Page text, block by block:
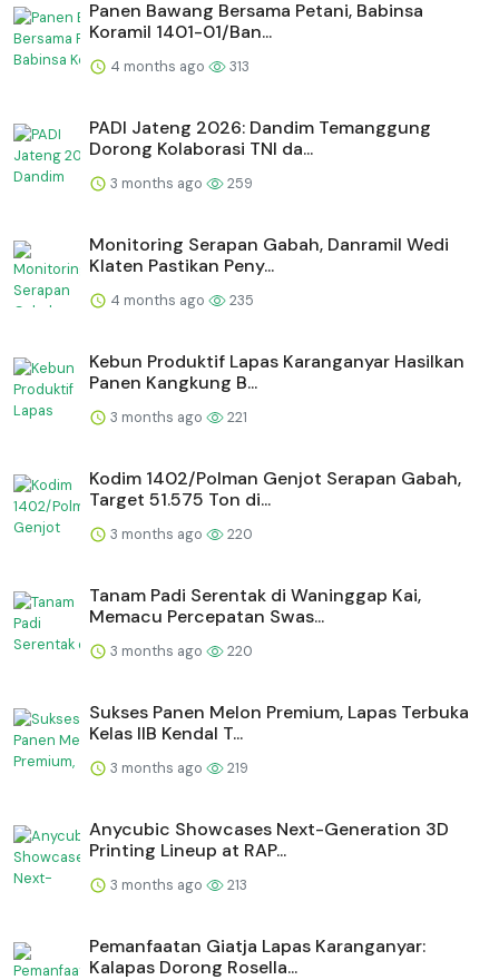
Panen Bawang Bersama Petani, Babinsa
Koramil 1401-01/Ban...
4 months ago 313
PADI Jateng 2026: Dandim Temanggung
Dorong Kolaborasi TNI da...
3 months ago 259
Monitoring Serapan Gabah, Danramil Wedi
Klaten Pastikan Peny...
4 months ago 235
⁠Kebun Produktif Lapas Karanganyar Hasilkan
Panen Kangkung B...
3 months ago 221
Kodim 1402/Polman Genjot Serapan Gabah,
Target 51.575 Ton di...
3 months ago 220
Tanam Padi Serentak di Waninggap Kai,
Memacu Percepatan Swas...
3 months ago 220
Sukses Panen Melon Premium, Lapas Terbuka
Kelas IIB Kendal T...
3 months ago 219
Anycubic Showcases Next-Generation 3D
Printing Lineup at RAP...
3 months ago 213
Pemanfaatan Giatja Lapas Karanganyar:
Kalapas Dorong Rosella...